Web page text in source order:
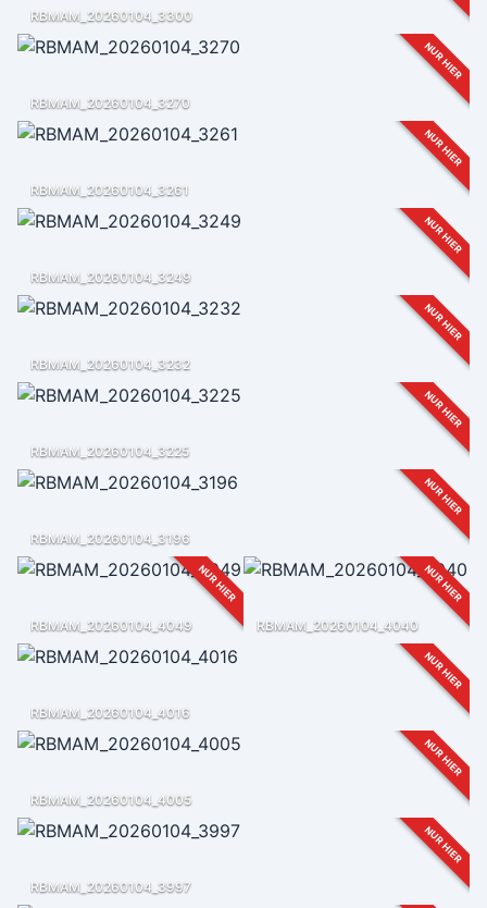
RBMAM_20260104_3300
NUR HIER
RBMAM_20260104_3270
NUR HIER
RBMAM_20260104_3261
NUR HIER
RBMAM_20260104_3249
NUR HIER
RBMAM_20260104_3232
NUR HIER
RBMAM_20260104_3225
NUR HIER
RBMAM_20260104_3196
NUR HIER
RBMAM_20260104_4049
NUR HIER
RBMAM_20260104_4040
NUR HIER
RBMAM_20260104_4016
NUR HIER
RBMAM_20260104_4005
NUR HIER
RBMAM_20260104_3997